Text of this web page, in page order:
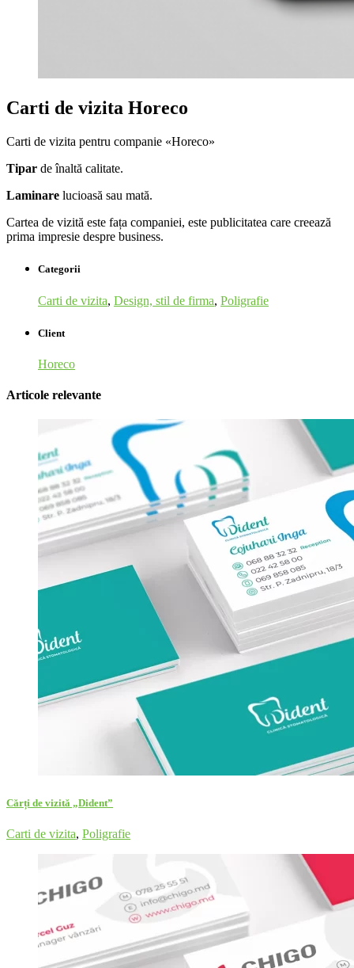
Carti de vizita Horeco
Carti de vizita pentru companie «Horeco»
Tipar de înaltă calitate.
Laminare lucioasă sau mată.
Cartea de vizită este fața companiei, este publicitatea care creează
prima impresie despre business.
Categorii
Carti de vizita, Design, stil de firma, Poligrafie
Client
Horeco
Articole relevante
Cărți de vizită „Dident”
Carti de vizita, Poligrafie